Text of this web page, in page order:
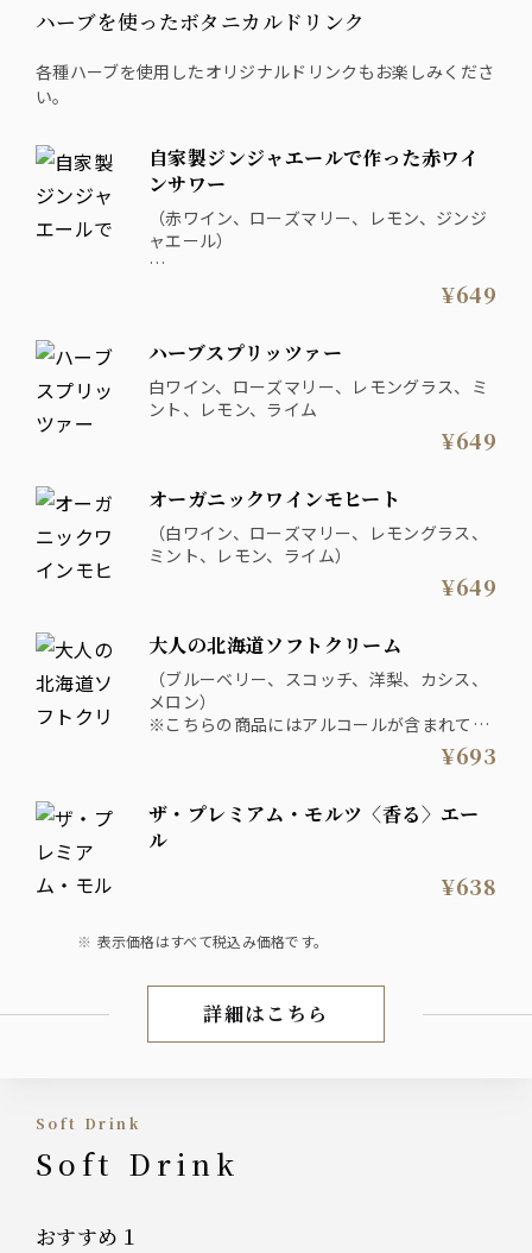
ハーブを使ったボタニカルドリンク
各種ハーブを使用したオリジナルドリンクもお楽しみくださ
い。
自家製ジンジャエールで作った赤ワイ
ンサワー
（赤ワイン、ローズマリー、レモン、ジンジ
ャエール）
自家製ジンジャエールを使い、風味豊かな味
わいのオーガニック赤ワインのオリジナルワ
¥649
ハーブスプリッツァー
白ワイン、ローズマリー、レモングラス、ミ
ント、レモン、ライム
¥649
オーガニックワインモヒート
（白ワイン、ローズマリー、レモングラス、
ミント、レモン、ライム）
¥649
大人の北海道ソフトクリーム
（ブルーベリー、スコッチ、洋梨、カシス、
メロン）
※こちらの商品にはアルコールが含まれてお
¥693
ザ・プレミアム・モルツ〈香る〉エー
ル
¥638
表示価格はすべて税込み価格です。
DRINK
詳細はこちら
Soft Drink
Soft Drink
おすすめ１